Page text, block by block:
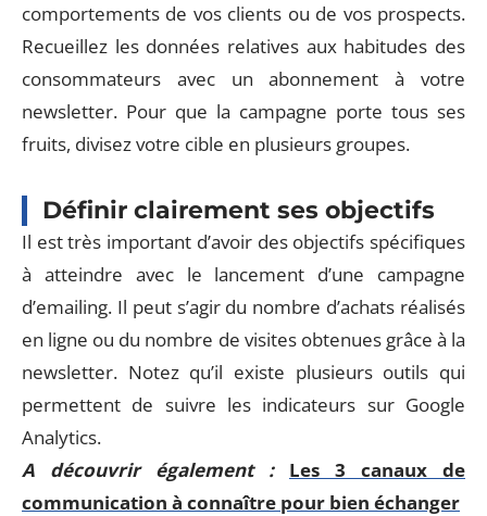
comportements de vos clients ou de vos prospects.
Recueillez les données relatives aux habitudes des
consommateurs avec un abonnement à votre
newsletter. Pour que la campagne porte tous ses
fruits, divisez votre cible en plusieurs groupes.
Définir clairement ses objectifs
Il est très important d’avoir des objectifs spécifiques
à atteindre avec le lancement d’une campagne
d’emailing. Il peut s’agir du nombre d’achats réalisés
en ligne ou du nombre de visites obtenues grâce à la
newsletter. Notez qu’il existe plusieurs outils qui
permettent de suivre les indicateurs sur Google
Analytics.
A découvrir également :
Les 3 canaux de
communication à connaître pour bien échanger